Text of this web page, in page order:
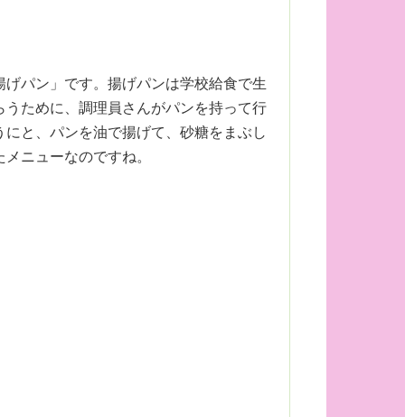
パン」です。揚げパンは学校給食で生
ために、調理員さんがパンを持って行
と、パンを油で揚げて、砂糖をまぶし
ニューなのですね。